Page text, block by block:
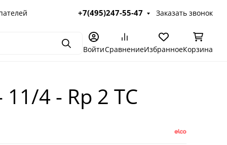
+7(495)247-55-47 Заказать звонок
ПоискВойтиСравнениеИзбранноеКорзина
4 - Rp 2 TC